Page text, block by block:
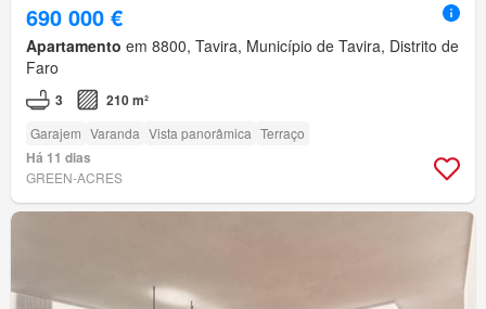
690 000 €
Apartamento em 8800, Tavira, Município de Tavira, Distrito de
Faro
3 210 m²
Garajem Varanda Vista panorâmica Terraço
Há 11 dias
GREEN-ACRES